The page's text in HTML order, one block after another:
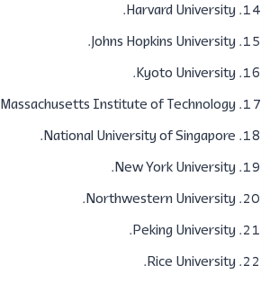
​Harvard University.
​Johns Hopkins University.
​Kyoto University.
Massachusetts Institute of Technology.
National University of Singapore.
New York University.
Northwestern University.
​Peking University.
​Rice University.